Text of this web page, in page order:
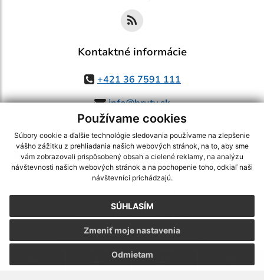
Používame cookies
Súbory cookie a ďalšie technológie sledovania používame na zlepšenie
vášho zážitku z prehliadania našich webových stránok, na to, aby sme
vám zobrazovali prispôsobený obsah a cielené reklamy, na analýzu
návštevnosti našich webových stránok a na pochopenie toho, odkiaľ naši
návštevníci prichádzajú.
SÚHLASÍM
Odmietam
Zmeniť moje nastavenia
Kontaktné informácie
+421 36 7591 111
info@bruty.sk
využite možnosť získavania aktuálnych informácií s využitím RSS
CMS systém (redakčný) systém ECHELON 2,Mapa stránok,web portál
webex.digital, s.r.o.,domény,registrácia domény
Posledná aktualizácia:03.08.2026
Vytlačiť stránku|Vyhlásenie o prístupnosti